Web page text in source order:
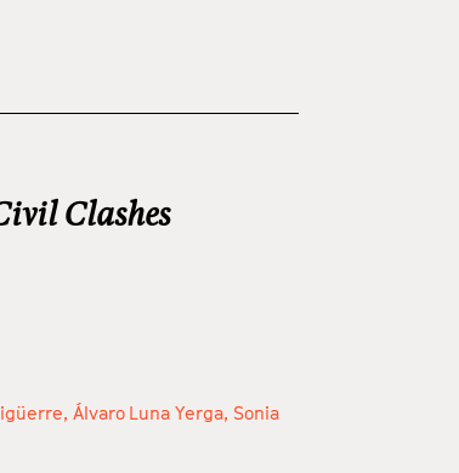
Clashes
Álvaro Luna Yerga, Sonia